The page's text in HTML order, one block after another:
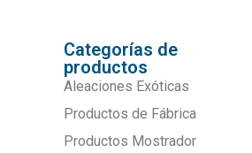
Categorías de
productos
Aleaciones Exóticas
Productos de Fábrica
Productos Mostrador